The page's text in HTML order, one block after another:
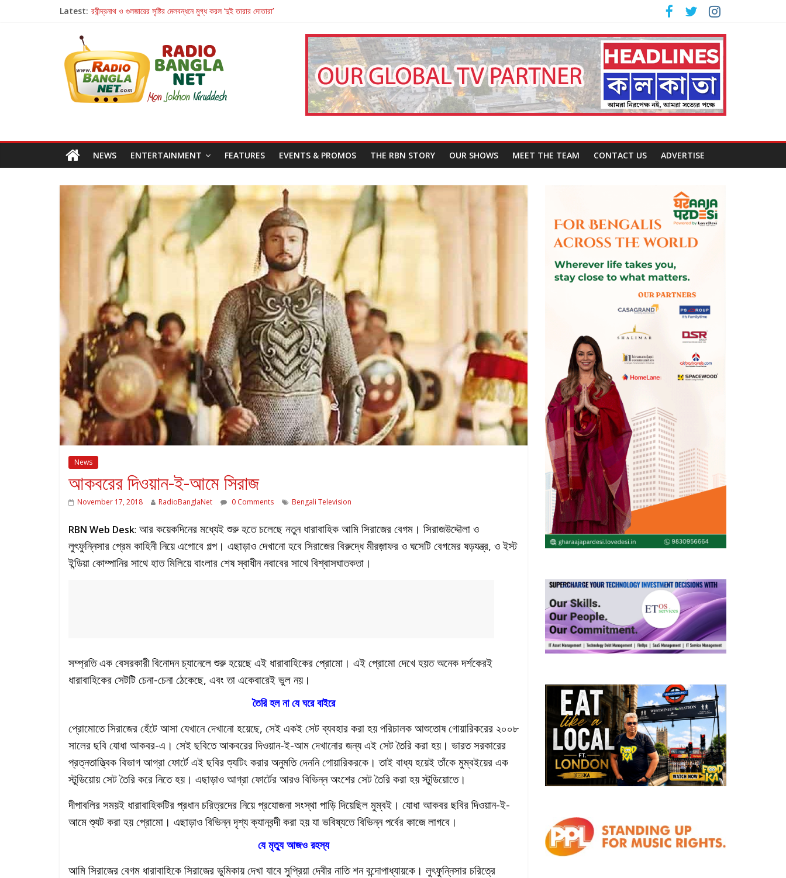
Latest: রবীন্দ্রনাথ ও গুলজারের সৃষ্টির মেলবন্ধনে মুগ্ধ করল ‘দুই তারার দোতারা’
Retribution: A Thought-Provoking Short Film That Challenges Our Understanding of Justice
হাওয়া বদলের টলিউডে ‘তুমি এলে তাই’
NEWS ENTERTAINMENT FEATURES EVENTS & PROMOS THE RBN STORY OUR SHOWS MEET THE TEAM CONTACT US ADVERTISE
News
আকবরের দিওয়ান-ই-আমে সিরাজ
November 17, 2018 RadioBanglaNet 0 Comments Bengali Television
RBN Web Desk: আর কয়েকদিনের মধ্যেই শুরু হতে চলেছে নতুন ধারাবাহিক আমি সিরাজের বেগম। সিরাজউদ্দৌলা ও
লুৎফুন্নিসার প্রেম কাহিনী নিয়ে এগোবে গল্প। এছাড়াও দেখানো হবে সিরাজের বিরুদ্ধে মীরজ়াফর ও ঘসেটি বেগমের ষড়যন্ত্র, ও ইস্ট
ইন্ডিয়া কোম্পানির সাথে হাত মিলিয়ে বাংলার শেষ স্বাধীন নবাবের সাথে বিশ্বাসঘাতকতা।
সম্প্রতি এক বেসরকারী বিনোদন চ্যানেলে শুরু হয়েছে এই ধারাবাহিকের প্রোমো। এই প্রোমো দেখে হয়ত অনেক দর্শকেরই
ধারাবাহিকের সেটটি চেনা-চেনা ঠেকেছে, এবং তা একেবারেই ভুল নয়।
তৈরি হল না যে ঘরে বাইরে
প্রোমোতে সিরাজের হেঁটে আসা যেখানে দেখানো হয়েছে, সেই একই সেট ব্যবহার করা হয় পরিচালক আশুতোষ গোয়ারিকরের ২০০৮
সালের ছবি যোধা আকবর-এ। সেই ছবিতে আকবরের দিওয়ান-ই-আম দেখানোর জন্য এই সেট তৈরি করা হয়। ভারত সরকারের
প্রত্নতাত্ত্বিক বিভাগ আগ্রা ফোর্টে এই ছবির শ্যুটিং করার অনুমতি দেননি গোয়ারিকরকে। তাই বাধ্য হয়েই তাঁকে মুম্বইয়ের এক
স্টুডিয়োয় সেট তৈরি করে নিতে হয়। এছাড়াও আগ্রা ফোর্টের আরও বিভিন্ন অংশের সেট তৈরি করা হয় স্টুডিয়োতে।
দীপাবলির সময়ই ধারাবাহিকটির প্রধান চরিত্রদের নিয়ে প্রযোজনা সংস্থা পাড়ি দিয়েছিল মুম্বই। যোধা আকবর ছবির দিওয়ান-ই-
আমে শ্যুট করা হয় প্রোমো। এছাড়াও বিভিন্ন দৃশ্য ক্যানবন্দী করা হয় যা ভবিষ্যতে বিভিন্ন পর্বের কাজে লাগবে।
যে মৃত্যু আজও রহস্য
আমি সিরাজের বেগম ধারাবাহিকে সিরাজের ভুমিকায় দেখা যাবে সুপ্রিয়া দেবীর নাতি শন বন্দোপাধ্যায়কে। লুৎফুন্নিসার চরিত্রে